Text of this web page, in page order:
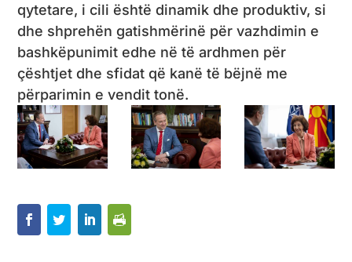
qytetare, i cili është dinamik dhe produktiv, si
dhe shprehën gatishmërinë për vazhdimin e
bashkëpunimit edhe në të ardhmen për
çështjet dhe sfidat që kanë të bëjnë me
përparimin e vendit tonë.